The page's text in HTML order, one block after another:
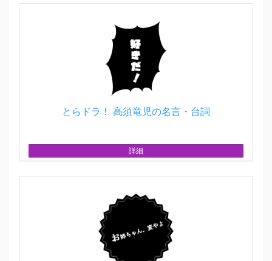
とらドラ！ 高須竜児の名言・台詞
詳細